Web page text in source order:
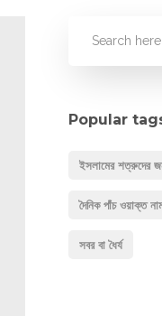
Popular
ইসলামের শত্রুদের
দৈনিক পাঁচ ওয়াক্ত
সবর বা ধৈর্য